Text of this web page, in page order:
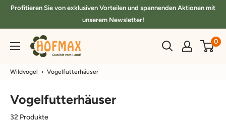
DirektProfitieren Sie von exklusiven Vorteilen und spannenden Aktionen mit
unserem Newsletter!
hofmax.de 0
Wildvogel › Vogelfutterhäuser
Vogelfutterhäuser
32 Produkte